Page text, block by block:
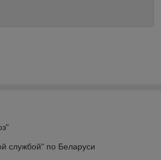
службой" по Беларуси